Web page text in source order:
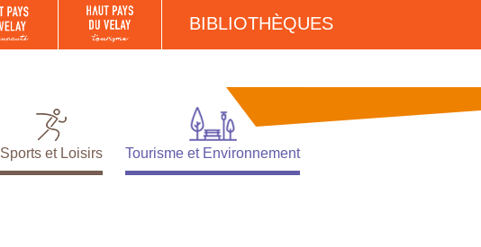
BIBLIOTHÈQUES
Sports et Loisirs Tourisme et Environnement